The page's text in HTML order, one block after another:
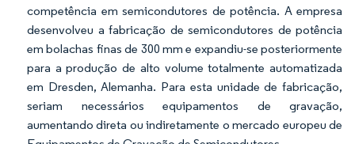
competência em semicondutores de potência. A empresa
desenvolveu a fabricação de semicondutores de potência
em bolachas finas de 300 mm e expandiu-se posteriormente
para a produção de alto volume totalmente automatizada
em Dresden, Alemanha. Para esta unidade de fabricação,
seriam necessários equipamentos de gravação,
aumentando direta ou indiretamente o mercado europeu de